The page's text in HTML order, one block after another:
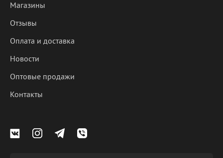
Магазины
Отзывы
Оплата и доставка
Новости
Оптовые продажи
Контакты